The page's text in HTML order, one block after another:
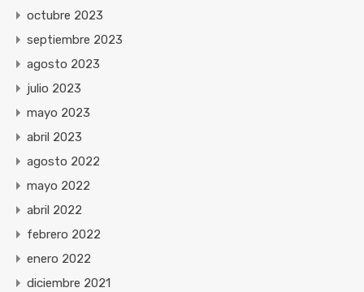
octubre 2023
septiembre 2023
agosto 2023
julio 2023
mayo 2023
abril 2023
agosto 2022
mayo 2022
abril 2022
febrero 2022
enero 2022
diciembre 2021